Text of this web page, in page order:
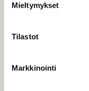
Mieltymykset
Tilastot
Markkinointi
Suomen